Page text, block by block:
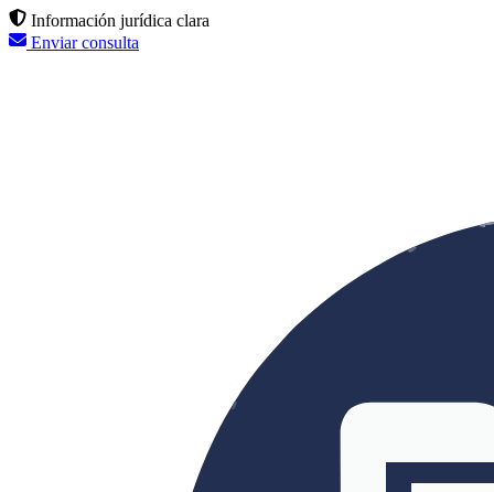
Información jurídica clara
Enviar consulta